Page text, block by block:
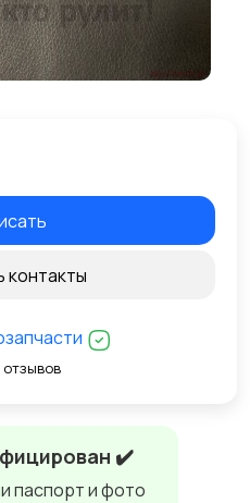
✔️
паспорт и фото
контакты
отзывов